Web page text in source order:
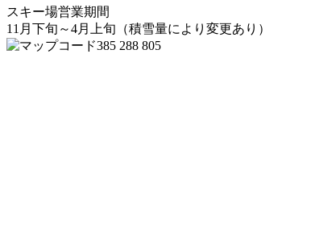
スキー場営業期間
11月下旬～4月上旬（積雪量により変更あり）
385 288 805